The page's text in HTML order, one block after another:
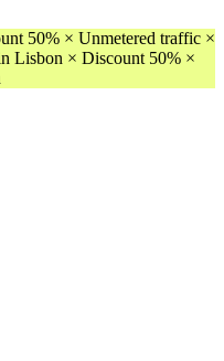
50% × Unmetered traffic ×
Lisbon × Discount 50% ×